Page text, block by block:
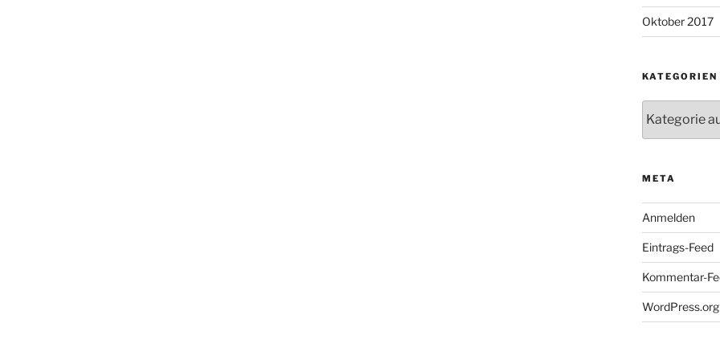
Oktober 2017
KATEGORIEN
META
Anmelden
Eintrags-Feed
Kommentar-
WordPress.org